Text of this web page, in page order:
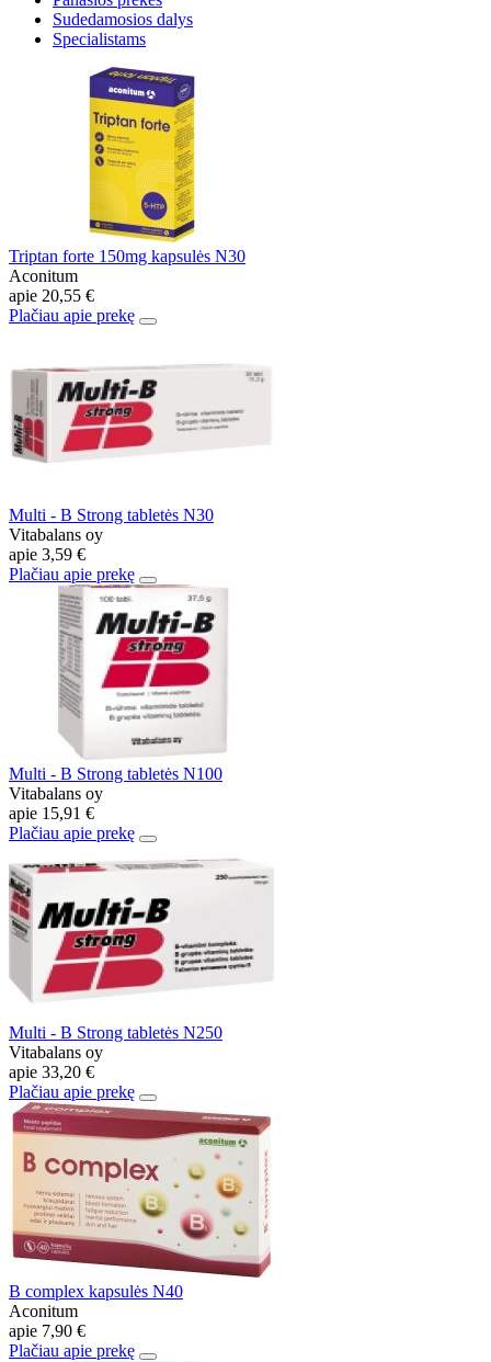
Sudedamosios dalys
Specialistams
Triptan forte 150mg kapsulės N30
Aconitum
apie 20,55 €
Plačiau apie prekę
Multi - B Strong tabletės N30
Vitabalans oy
apie 3,59 €
Plačiau apie prekę
Multi - B Strong tabletės N100
Vitabalans oy
apie 15,91 €
Plačiau apie prekę
Multi - B Strong tabletės N250
Vitabalans oy
apie 33,20 €
Plačiau apie prekę
B complex kapsulės N40
Aconitum
apie 7,90 €
Plačiau apie prekę